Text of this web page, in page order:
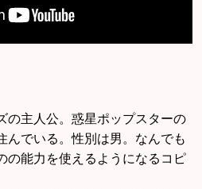
の主人公。惑星ポップスターの
んでいる。性別は男。なんでも
の能力を使えるようになるコピ